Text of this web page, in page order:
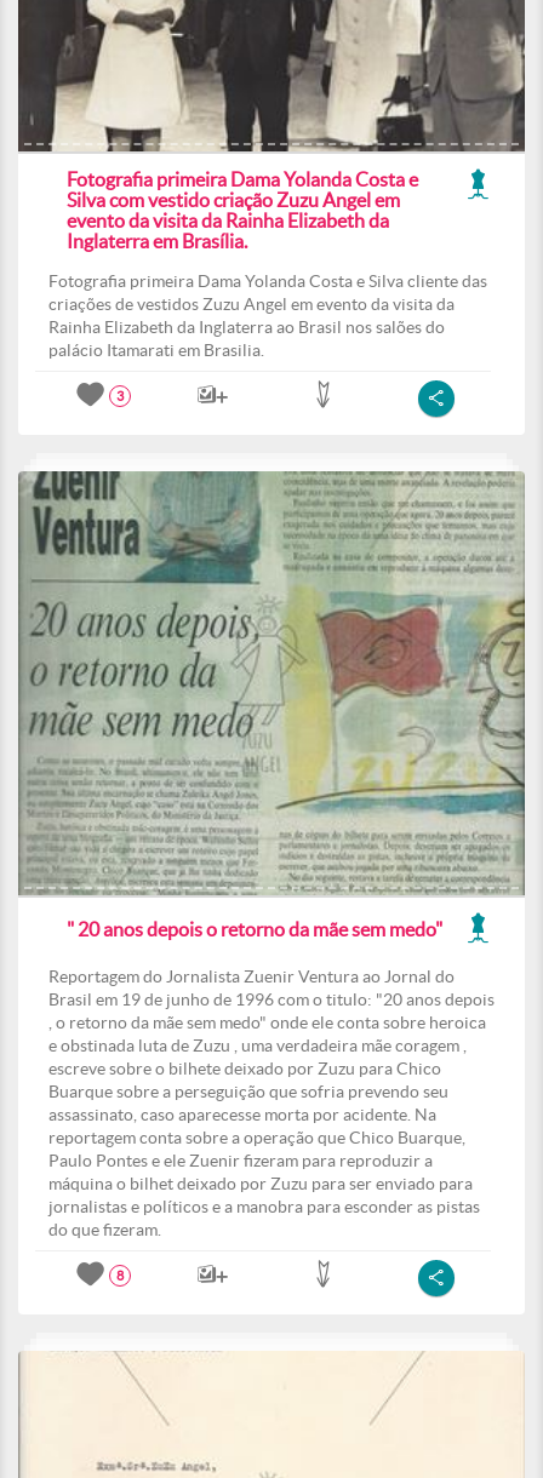
Fotografia primeira Dama Yolanda Costa e
Silva com vestido criação Zuzu Angel em
evento da visita da Rainha Elizabeth da
Inglaterra em Brasília.
Fotografia primeira Dama Yolanda Costa e Silva cliente das
criações de vestidos Zuzu Angel em evento da visita da
Rainha Elizabeth da Inglaterra ao Brasil nos salões do
palácio Itamarati em Brasilia.
3
" 20 anos depois o retorno da mãe sem medo"
Reportagem do Jornalista Zuenir Ventura ao Jornal do
Brasil em 19 de junho de 1996 com o titulo: "20 anos depois
, o retorno da mãe sem medo" onde ele conta sobre heroica
e obstinada luta de Zuzu , uma verdadeira mãe coragem ,
escreve sobre o bilhete deixado por Zuzu para Chico
Buarque sobre a perseguição que sofria prevendo seu
assassinato, caso aparecesse morta por acidente. Na
reportagem conta sobre a operação que Chico Buarque,
Paulo Pontes e ele Zuenir fizeram para reproduzir a
máquina o bilhet deixado por Zuzu para ser enviado para
jornalistas e políticos e a manobra para esconder as pistas
do que fizeram.
8